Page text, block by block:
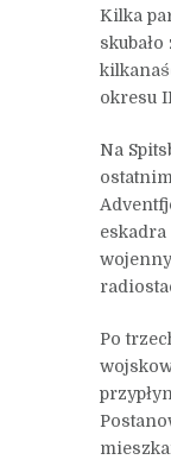
Kilka
okresu
Na
Po